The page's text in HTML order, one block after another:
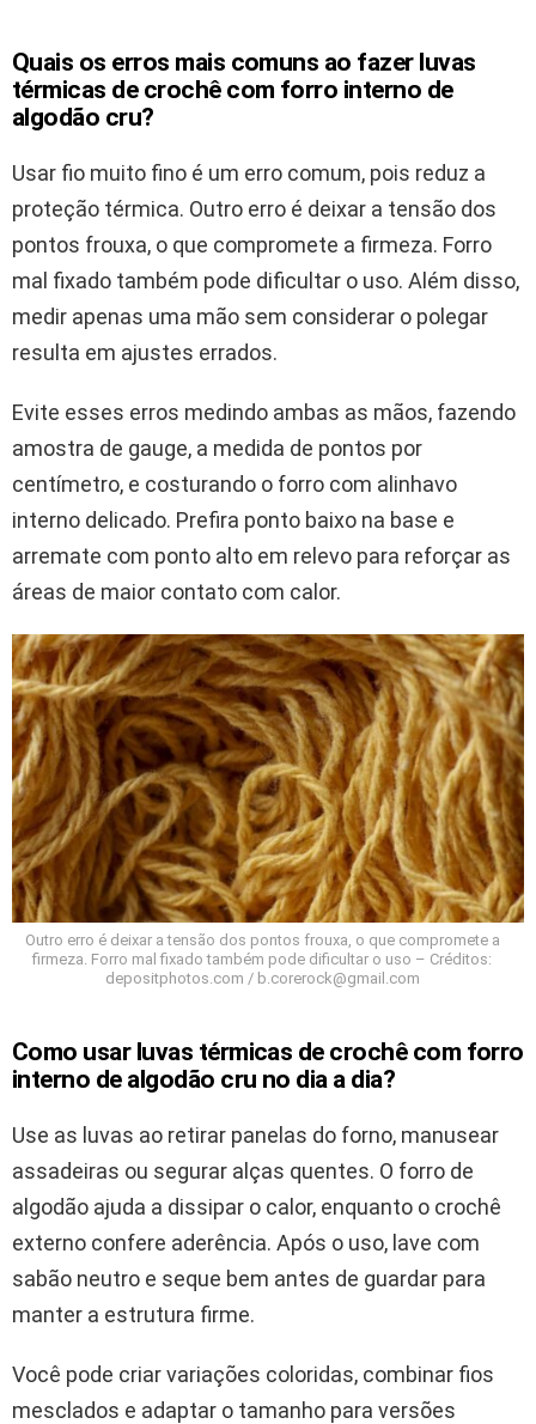
Quais os erros mais comuns ao fazer luvas
térmicas de crochê com forro interno de
algodão cru?
Usar fio muito fino é um erro comum, pois reduz a
proteção térmica. Outro erro é deixar a tensão dos
pontos frouxa, o que compromete a firmeza. Forro
mal fixado também pode dificultar o uso. Além disso,
medir apenas uma mão sem considerar o polegar
resulta em ajustes errados.
Evite esses erros medindo ambas as mãos, fazendo
amostra de gauge, a medida de pontos por
centímetro, e costurando o forro com alinhavo
interno delicado. Prefira ponto baixo na base e
arremate com ponto alto em relevo para reforçar as
áreas de maior contato com calor.
Outro erro é deixar a tensão dos pontos frouxa, o que compromete a
firmeza. Forro mal fixado também pode dificultar o uso – Créditos:
depositphotos.com / b.corerock@gmail.com
Como usar luvas térmicas de crochê com forro
interno de algodão cru no dia a dia?
Use as luvas ao retirar panelas do forno, manusear
assadeiras ou segurar alças quentes. O forro de
algodão ajuda a dissipar o calor, enquanto o crochê
externo confere aderência. Após o uso, lave com
sabão neutro e seque bem antes de guardar para
manter a estrutura firme.
Você pode criar variações coloridas, combinar fios
mesclados e adaptar o tamanho para versões